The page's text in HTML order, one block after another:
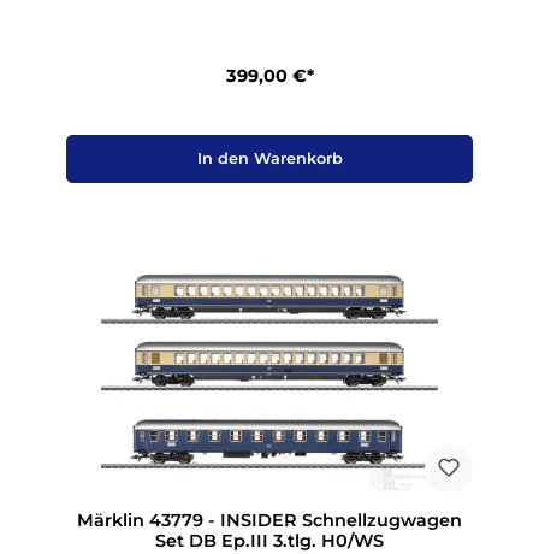
399,00 €*
In den Warenkorb
Märklin 43779 - INSIDER Schnellzugwagen
Set DB Ep.III 3.tlg. H0/WS